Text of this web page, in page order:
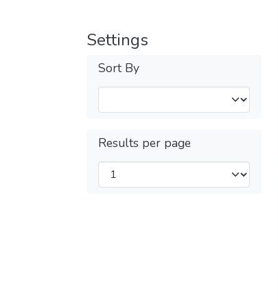
Settings
Sort By
Results per page